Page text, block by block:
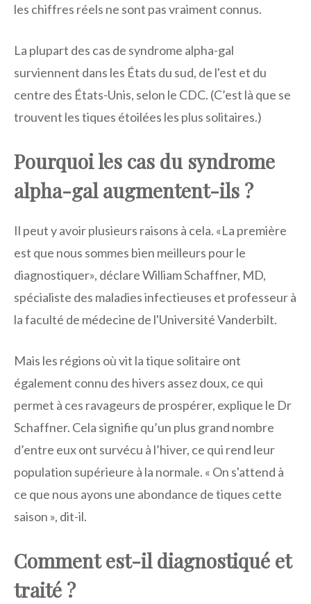
les chiffres réels ne sont pas vraiment connus.
La plupart des cas de syndrome alpha-gal
surviennent dans les États du sud, de l'est et du
centre des États-Unis, selon le CDC. (C’est là que se
trouvent les tiques étoilées les plus solitaires.)
Pourquoi les cas du syndrome
alpha-gal augmentent-ils ?
Il peut y avoir plusieurs raisons à cela. «La première
est que nous sommes bien meilleurs pour le
diagnostiquer», déclare William Schaffner, MD,
spécialiste des maladies infectieuses et professeur à
la faculté de médecine de l'Université Vanderbilt.
Mais les régions où vit la tique solitaire ont
également connu des hivers assez doux, ce qui
permet à ces ravageurs de prospérer, explique le Dr
Schaffner. Cela signifie qu’un plus grand nombre
d’entre eux ont survécu à l’hiver, ce qui rend leur
population supérieure à la normale. « On s'attend à
ce que nous ayons une abondance de tiques cette
saison », dit-il.
Comment est-il diagnostiqué et
traité ?